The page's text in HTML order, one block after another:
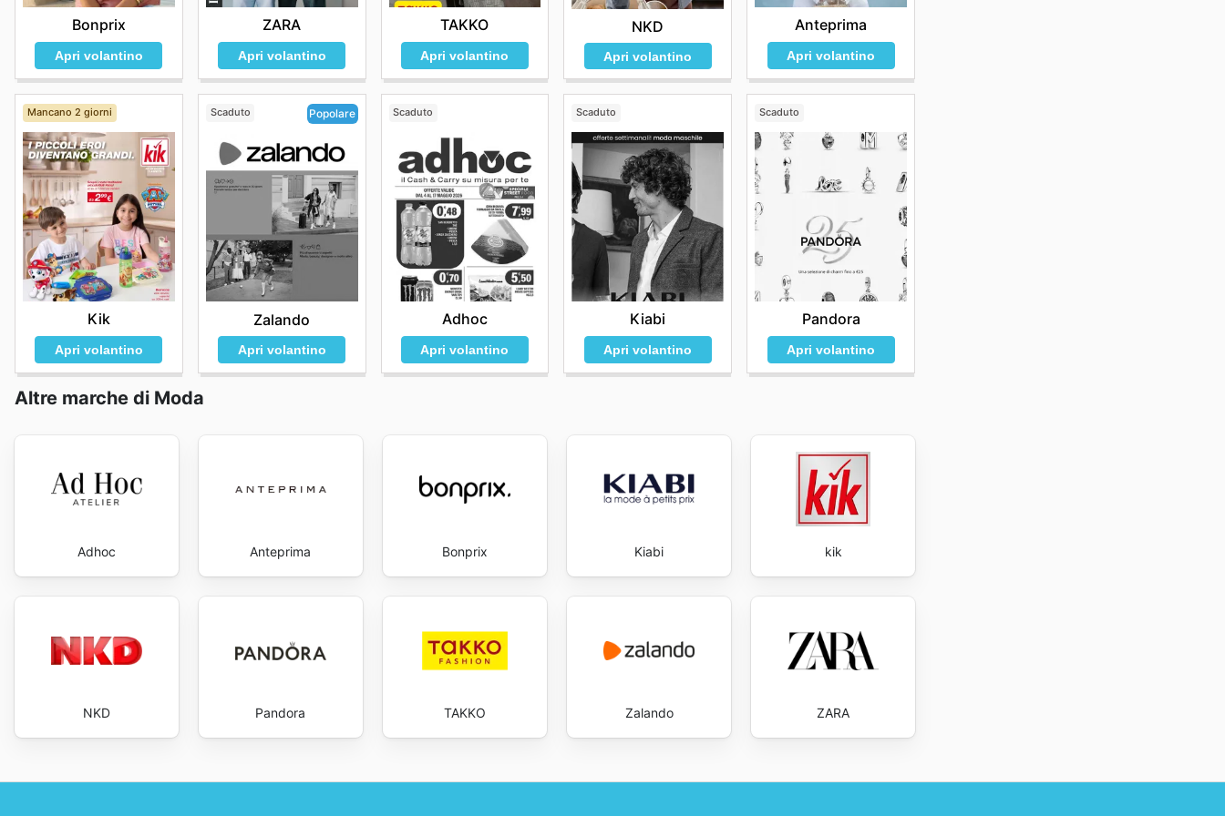
Bonprix
Apri volantino
ZARA
Apri volantino
TAKKO
Apri volantino
NKD
Apri volantino
Anteprima
Apri volantino
Mancano 2 giorni
Kik
Apri volantino
Scaduto Popolare
Zalando
Apri volantino
Scaduto
Adhoc
Apri volantino
Scaduto
Kiabi
Apri volantino
Scaduto
Pandora
Apri volantino
Altre marche di Moda
Adhoc Anteprima Bonprix Kiabi kik
NKD Pandora TAKKO Zalando ZARA